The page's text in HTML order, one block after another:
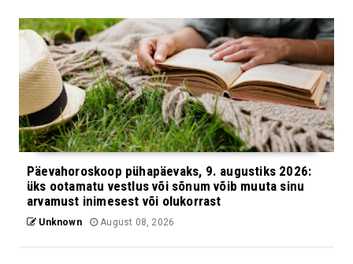
Päevahoroskoop pühapäevaks, 9. augustiks 2026:
üks ootamatu vestlus või sõnum võib muuta sinu
arvamust inimesest või olukorrast
Unknown August 08, 2026